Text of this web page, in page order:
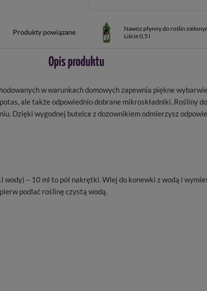
Produkty powiązane
Nawóz płynny do roślin
Liście 0,5 l
Opis produktu
w warunkach domowych zapewnia piękne
ale także odpowiednio dobrane mikroskładniki. Rośliny
Dzięki wygodnej butelce z dozownikiem odmierzysz
– 10 ml to pół nakrętki. Wlej do konewki z wodą i
podlać roślinę czystą wodą.